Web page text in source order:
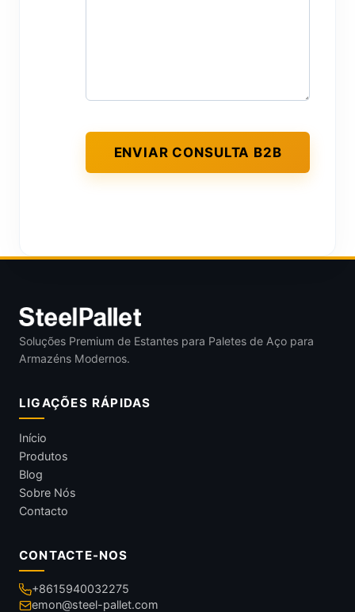
Soluções Premium de Estantes para Paletes de Aço para
Armazéns Modernos.
LIGAÇÕES RÁPIDAS
Início
Produtos
Blog
Sobre Nós
Contacto
CONTACTE-NOS
+8615940032275
emon@steel-pallet.com